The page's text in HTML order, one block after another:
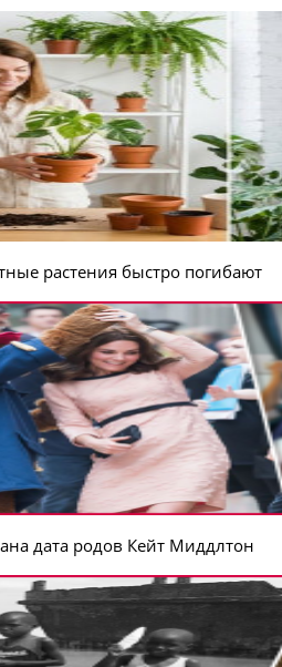
растения быстро погибают
дата родов Кейт Миддлтон